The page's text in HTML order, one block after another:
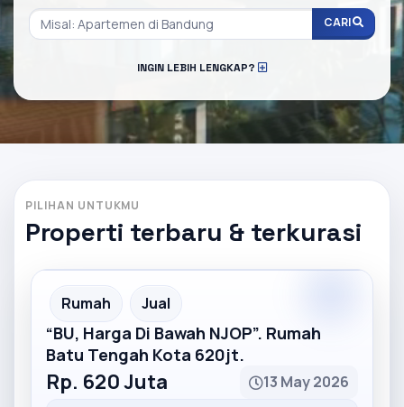
CARI
INGIN LEBIH LENGKAP?
PILIHAN UNTUKMU
Properti terbaru & terkurasi
Partner Ad
Rumah Jual
“BU, Harga Di Bawah NJOP”. Rumah
Batu Tengah Kota 620jt.
Rp. 620 Juta
13 May 2026